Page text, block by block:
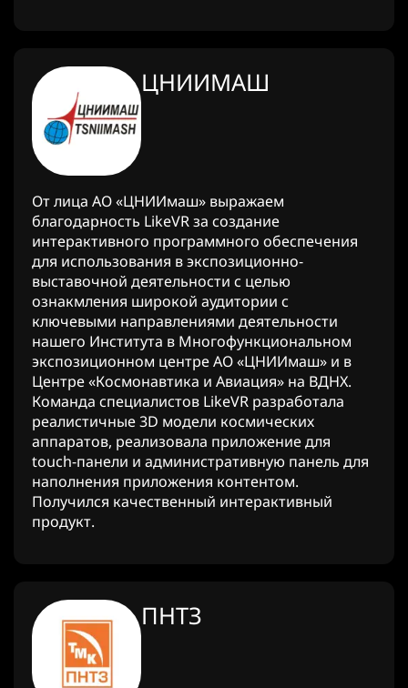
ЦНИИМАШ
От лица АО «ЦНИИмаш» выражаем
благодарность LikeVR за создание
интерактивного программного обеспечения
для использования в экспозиционно-
выставочной деятельности с целью
ознакмления широкой аудитории с
ключевыми направлениями деятельности
нашего Института в Многофункциональном
экспозиционном центре АО «ЦНИИмаш» и в
Центре «Космонавтика и Авиация» на ВДНХ.
Команда специалистов LikeVR разработала
реалистичные 3D модели космических
аппаратов, реализовала приложение для
touch-панели и административную панель для
наполнения приложения контентом.
Получился качественный интерактивный
продукт.
ПНТЗ